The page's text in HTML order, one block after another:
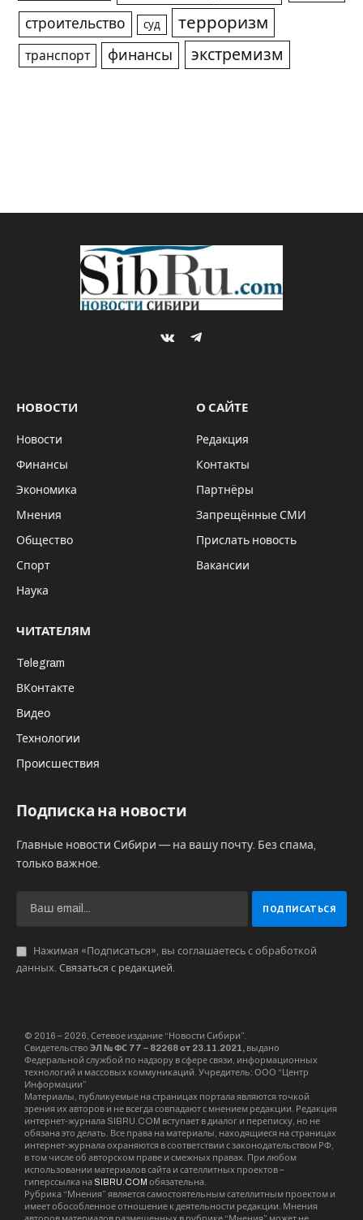
строительство суд терроризм
транспорт финансы экстремизм
VKontakteTelegram
НОВОСТИ
Новости
Финансы
Экономика
Мнения
Общество
Спорт
Наука
О САЙТЕ
Редакция
Контакты
Партнёры
Запрещённые СМИ
Прислать новость
Вакансии
ЧИТАТЕЛЯМ
Telegram
ВКонтакте
Видео
Технологии
Происшествия
Подписка на новости
Главные новости Сибири — на вашу почту. Без спама,
только важное.
Нажимая «Подписаться», вы соглашаетесь с обработкой
данных. Связаться с редакцией
© 2016 – 2026, Сетевое издание “Новости Сибири”.
Свидетельство ЭЛ № ФС 77 – 82268 от 23.11.2021, выдано
Федеральной службой по надзору в сфере связи, информационных
технологий и массовых коммуникаций. Учредитель: ООО “Центр
Информации”
Материалы, публикуемые на страницах портала являются точкой
зрения их авторов и не всегда совпадают с мнением редакции. Редакция
интернет-журнала SIBRU.COM вступает в диалог и переписку, но не
обязана это делать. Все права на материалы, находящиеся на страницах
интернет-журнала охраняются в соответствии с законодательством РФ,
в том числе об авторском праве и смежных правах. При любом
использовании материалов сайта и сателлитных проектов –
гиперссылка на SIBRU.COM обязательна.
Рубрика “Мнения” является самостоятельным сателлитным проектом и
имеет обособленное отношение к деятельности редакции. Мнения